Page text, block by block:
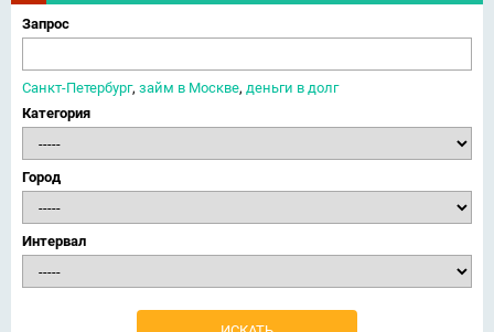
Запрос
Санкт-Петербург, займ в Москве, деньги в долг
Категория
Город
Интервал